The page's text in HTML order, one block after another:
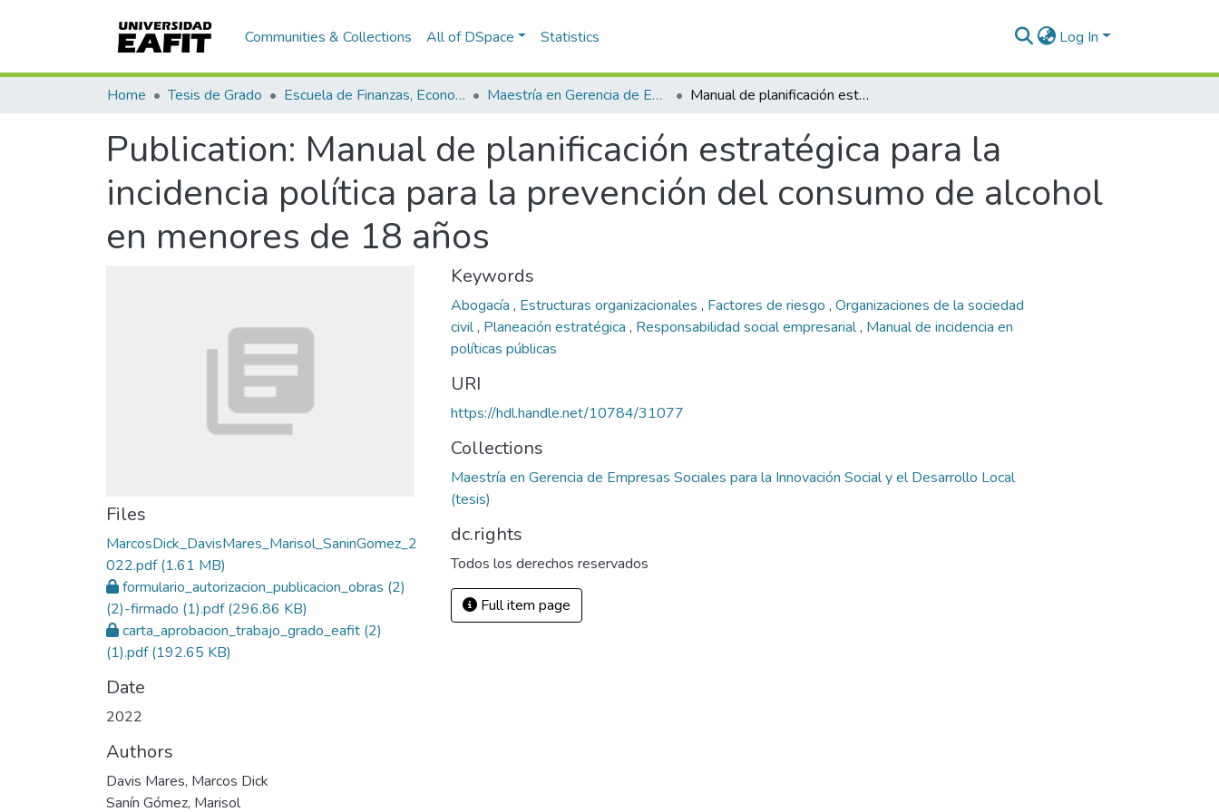
Communities & Collections All of DSpace Statistics Log In
Home Tesis de Grado Escuela de Finanzas, Economía y Gobierno Maestría en Gerencia de Empresas Sociales para la Innovación Social y el Desarrollo Local (tesis) Manual de planificación estratégica para la incidencia política para la prevención del consumo de alcohol en menores de 18 años
Publication: Manual de planificación estratégica para la
incidencia política para la prevención del consumo de alcohol
en menores de 18 años
Files
MarcosDick_DavisMares_Marisol_SaninGomez_2
022.pdf(1.61 MB)
formulario_autorizacion_publicacion_obras (2)
(2)-firmado (1).pdf(296.86 KB)
carta_aprobacion_trabajo_grado_eafit (2)
(1).pdf(192.65 KB)
Date
2022
Authors
Davis Mares, Marcos Dick
Sanín Gómez, Marisol
Keywords
Abogacía , Estructuras organizacionales , Factores de riesgo , Organizaciones de la sociedad
civil, Planeación estratégica , Responsabilidad social empresarial, Manual de incidencia en
políticas públicas
URI
https://hdl.handle.net/10784/31077
Collections
Maestría en Gerencia de Empresas Sociales para la Innovación Social y el Desarrollo Local
(tesis)
dc.rights
Todos los derechos reservados
Full item page